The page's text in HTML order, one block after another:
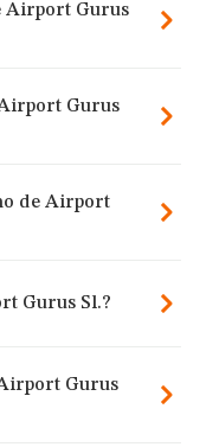
Airport Gurus
Gurus
de Airport
Gurus Sl.?
Gurus